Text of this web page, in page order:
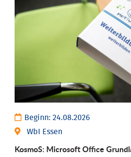
Beginn: 24.08.2026
WbI Essen
KosmoS: Microsoft Office